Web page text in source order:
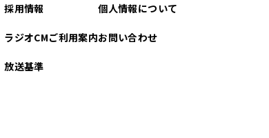
採用情報
ラジオCMご利用案内
放送基準
個人情報について
お問い合わせ